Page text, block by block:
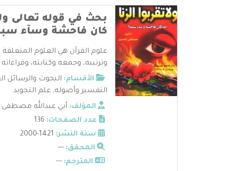
بحث في قوله تعالى
كان فاحشة وسآء
علوم القرآن هي العلوم
وترتيبه، وجمعه وكتابته،
الأقسام: البحوث والرسائل
التفسير وأصوله, علم التجويد
المؤلف: أبي عبدالله مصطفى
عدد الصفحات:
سنة النشر:
المحقق: ---
المترجم: ---